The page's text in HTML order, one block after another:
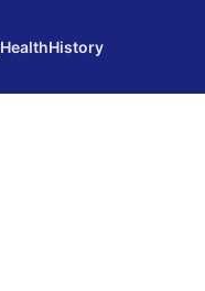
HealthHistory